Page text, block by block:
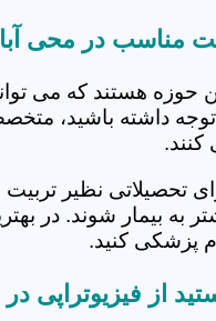
مناسب در محی
حوزه هستند که می
توجه داشته باشید،
تحصیلاتی نظیر
به بیمار شوند. در
پزشکی کنید.
از فیزیوتراپی